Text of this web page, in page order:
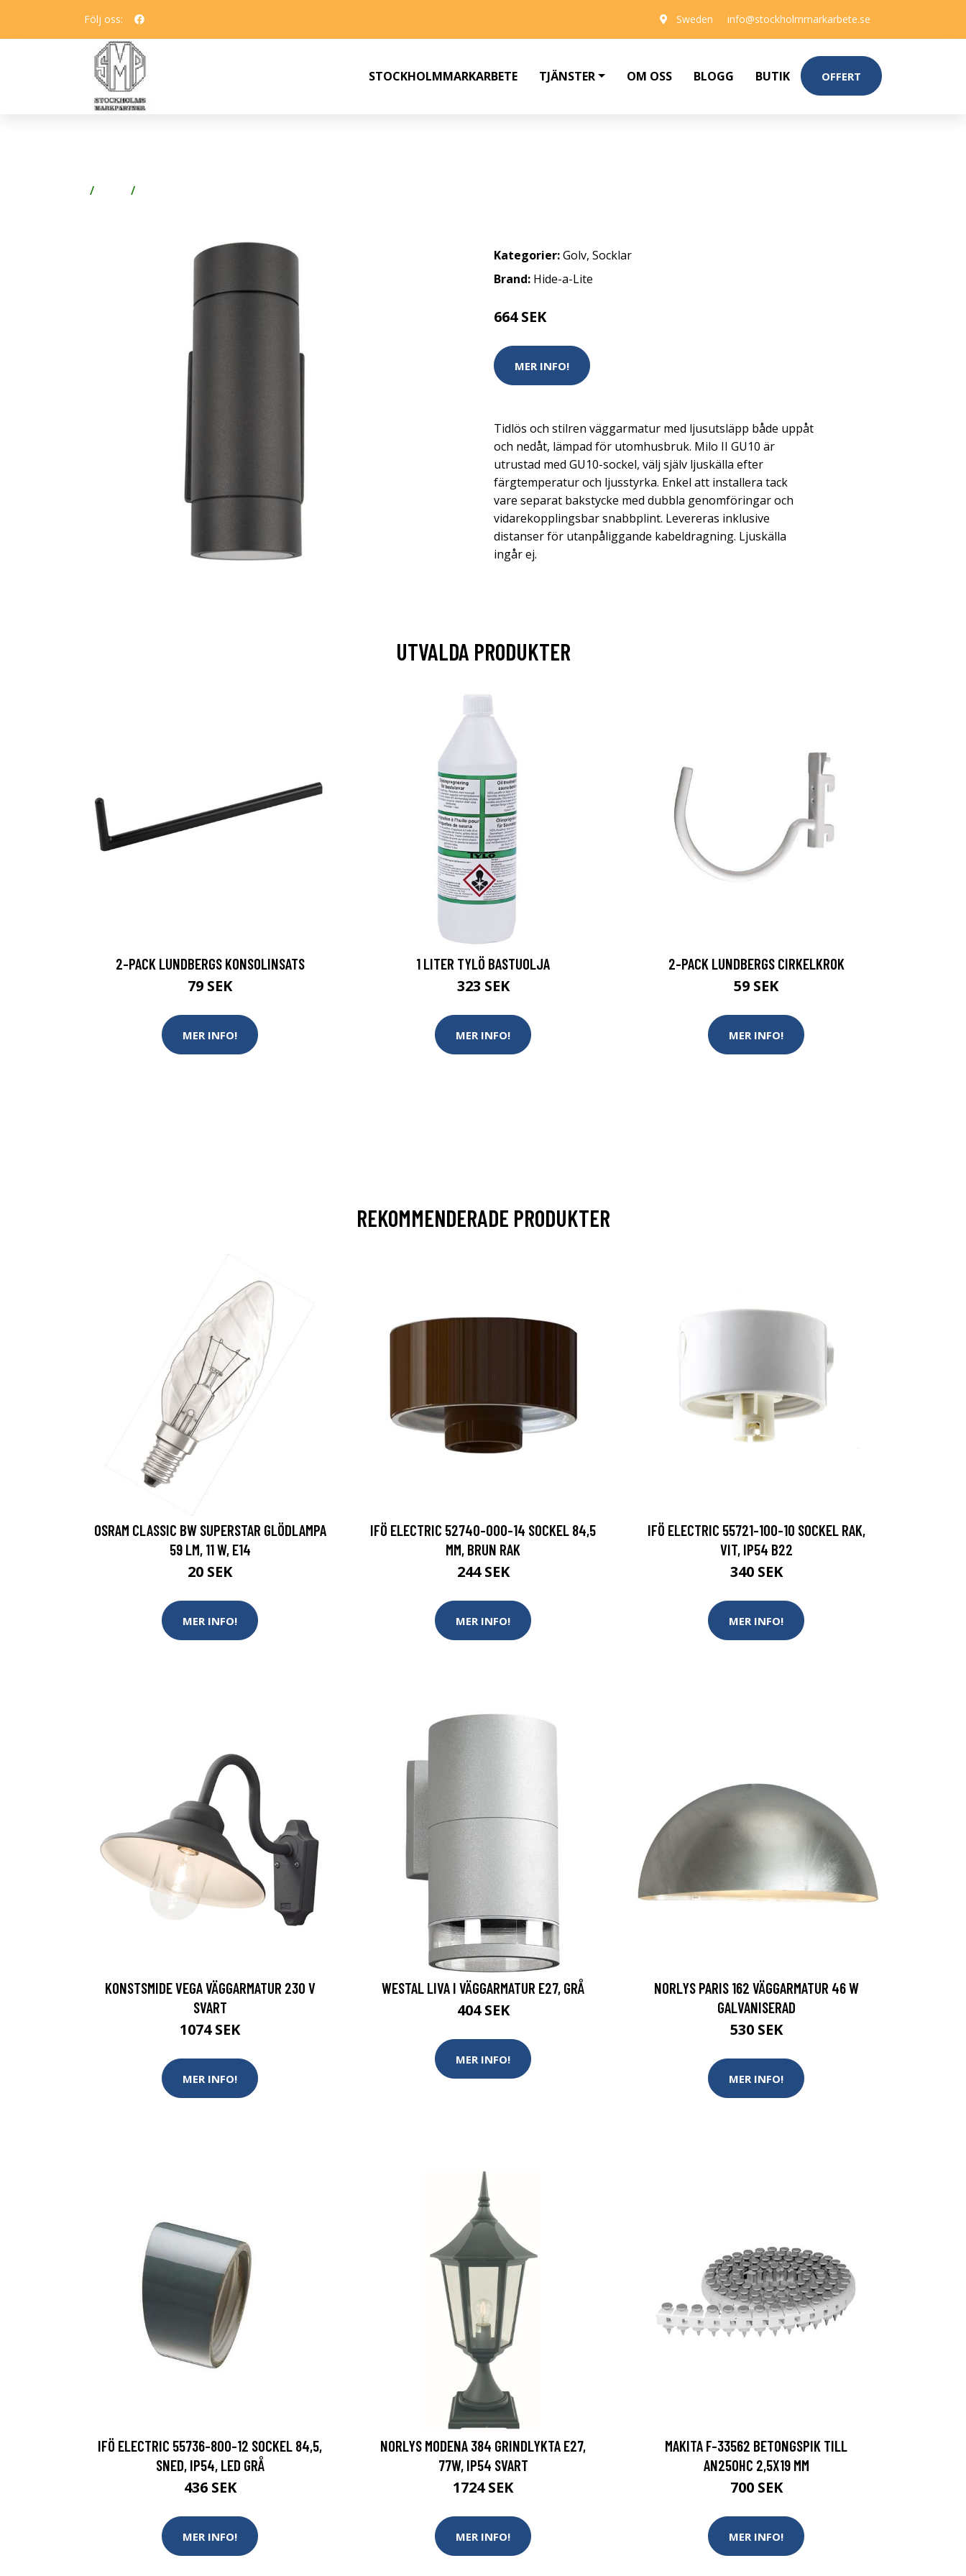
Följ oss: Sweden info@stockholmmarkarbete.se
STOCKHOLMMARKARBETE TJÄNSTER OM OSS BLOGG BUTIK OFFERT
Kategorier:Golv, Socklar
Brand: Hide-a-Lite
664 SEK
MER INFO!
Tidlös och stilren väggarmatur med ljusutsläpp både uppåt
och nedåt, lämpad för utomhusbruk. Milo II GU10 är
utrustad med GU10-sockel, välj själv ljuskälla efter
färgtemperatur och ljusstyrka. Enkel att installera tack
vare separat bakstycke med dubbla genomföringar och
vidarekopplingsbar snabbplint. Levereras inklusive
distanser för utanpåliggande kabeldragning. Ljuskälla
ingår ej.
UTVALDA PRODUKTER
2-PACK LUNDBERGS KONSOLINSATS
79 SEK
MER INFO!
1 LITER TYLÖ BASTUOLJA
323 SEK
MER INFO!
2-PACK LUNDBERGS CIRKELKROK
59 SEK
MER INFO!
REKOMMENDERADE PRODUKTER
OSRAM CLASSIC BW SUPERSTAR GLÖDLAMPA
59 LM, 11 W, E14
20 SEK
MER INFO!
IFÖ ELECTRIC 52740-000-14 SOCKEL 84,5
MM, BRUN RAK
244 SEK
MER INFO!
IFÖ ELECTRIC 55721-100-10 SOCKEL RAK,
VIT, IP54 B22
340 SEK
MER INFO!
KONSTSMIDE VEGA VÄGGARMATUR 230 V
SVART
1074 SEK
MER INFO!
WESTAL LIVA I VÄGGARMATUR E27, GRÅ
404 SEK
MER INFO!
NORLYS PARIS 162 VÄGGARMATUR 46 W
GALVANISERAD
530 SEK
MER INFO!
IFÖ ELECTRIC 55736-800-12 SOCKEL 84,5,
SNED, IP54, LED GRÅ
436 SEK
MER INFO!
NORLYS MODENA 384 GRINDLYKTA E27,
77W, IP54 SVART
1724 SEK
MER INFO!
MAKITA F-33562 BETONGSPIK TILL
AN250HC 2,5X19 MM
700 SEK
MER INFO!